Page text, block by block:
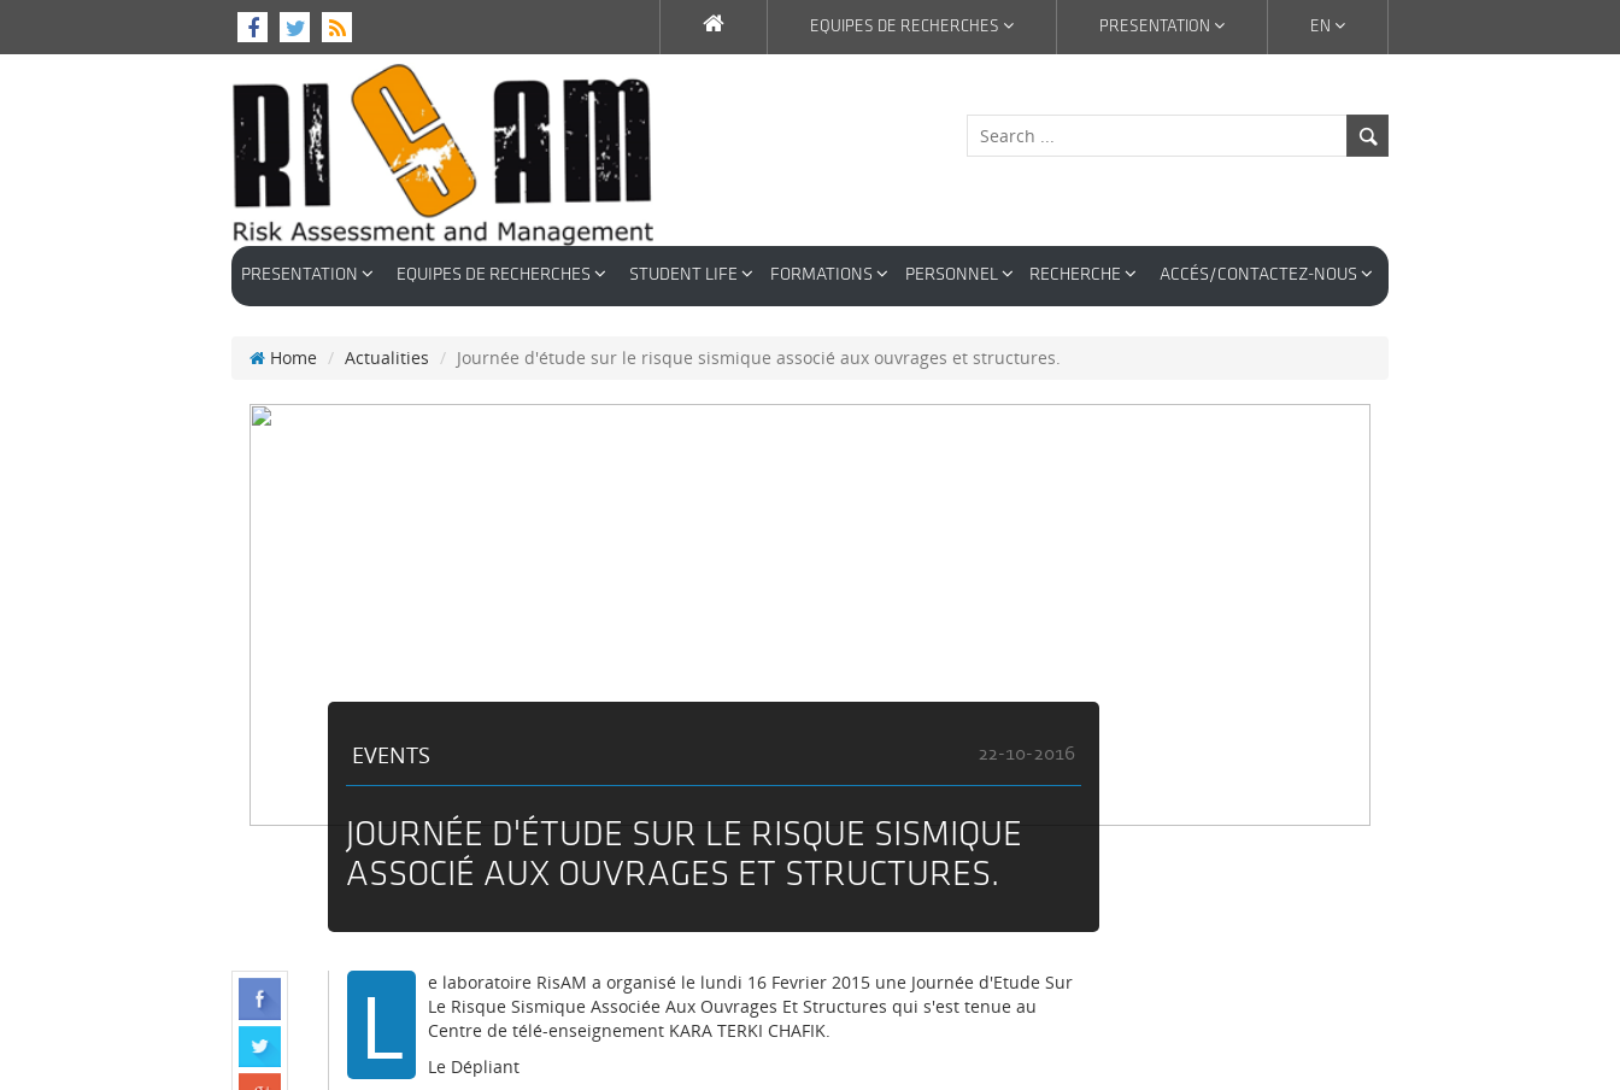
EN
PRESENTATION
EQUIPES DE RECHERCHES
PRESENTATION EQUIPES DE RECHERCHES STUDENT LIFE FORMATIONS PERSONNEL RECHERCHE ACCÉS/CONTACTEZ-NOUS
Home Actualities Journée d'étude sur le risque sismique associé aux ouvrages et structures.
EVENTS 22-10-2016
JOURNÉE D'ÉTUDE SUR LE RISQUE SISMIQUE
ASSOCIÉ AUX OUVRAGES ET STRUCTURES.
L
e laboratoire RisAM a organisé le lundi 16 Fevrier 2015 une Journée d'Etude Sur
Le Risque Sismique Associée Aux Ouvrages Et Structures qui s'est tenue au
Centre de télé-enseignement KARA TERKI CHAFIK.
Le Dépliant